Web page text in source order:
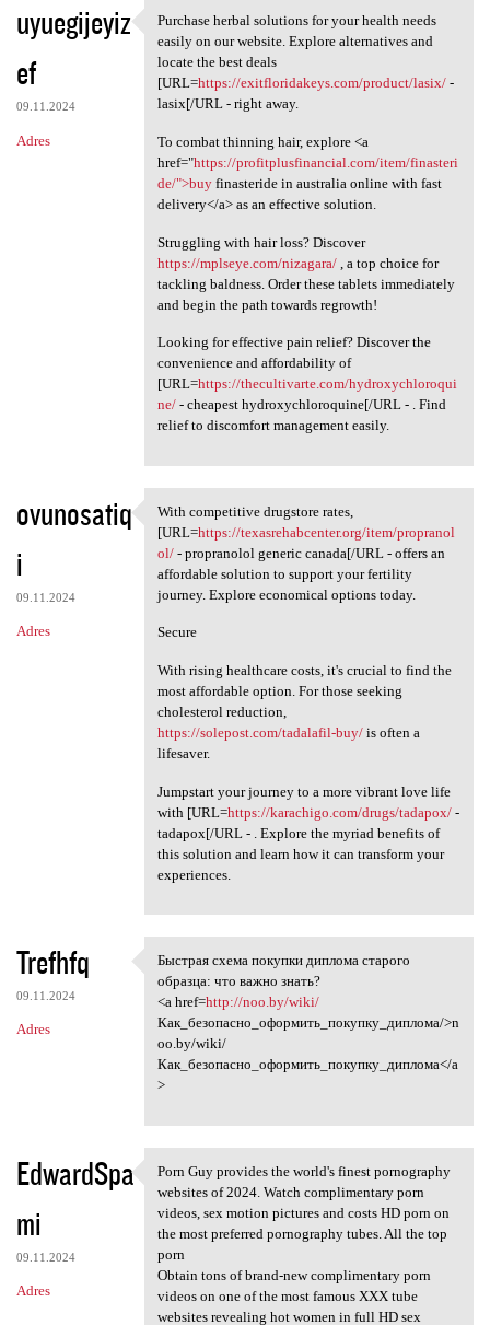
uyuegijeyiz
ef
09.11.2024
Adres
Purchase herbal solutions for
Purchase herbal solutions for your health needs
easily on our website. Explore alternatives and
locate the best deals
[URL=https://exitfloridakeys.com/product/lasix/-
lasix[/URL - right away.
To combat thinning hair, explore <a
href="https://profitplusfinancial.com/item/finasteri
de/">buyfinasteride in australia online with fast
delivery</a> as an effective solution.
Struggling with hair loss? Discover
https://mplseye.com/nizagara/, a top choice for
tackling baldness. Order these tablets immediately
and begin the path towards regrowth!
Looking for effective pain relief? Discover the
convenience and affordability of
[URL=https://thecultivarte.com/hydroxychloroqui
ne/- cheapest hydroxychloroquine[/URL - . Find
relief to discomfort management easily.
ovunosatiq
i
09.11.2024
Adres
With competitive drugstore
With competitive drugstore rates,
[URL=https://texasrehabcenter.org/item/propranol
ol/- propranolol generic canada[/URL - offers an
affordable solution to support your fertility
journey. Explore economical options today.
Secure
With rising healthcare costs, it's crucial to find the
most affordable option. For those seeking
cholesterol reduction,
https://solepost.com/tadalafil-buy/is often a
lifesaver.
Jumpstart your journey to a more vibrant love life
with [URL=https://karachigo.com/drugs/tadapox/-
tadapox[/URL - . Explore the myriad benefits of
this solution and learn how it can transform your
experiences.
Trefhfq
09.11.2024
Adres
Быстрая схема покупки диплома
Быстрая схема покупки диплома старого
образца: что важно знать?
<a href=http://noo.by/wiki/
Как_безопасно_оформить_покупку_диплома/>n
oo.by/wiki/
Как_безопасно_оформить_покупку_диплома</a
>
EdwardSpa
mi
09.11.2024
Adres
Porn Guy provides the world's
Porn Guy provides the world's finest pornography
websites of 2024. Watch complimentary porn
videos, sex motion pictures and costs HD porn on
the most preferred pornography tubes. All the top
porn
Obtain tons of brand-new complimentary porn
videos on one of the most famous XXX tube
websites revealing hot women in full HD sex